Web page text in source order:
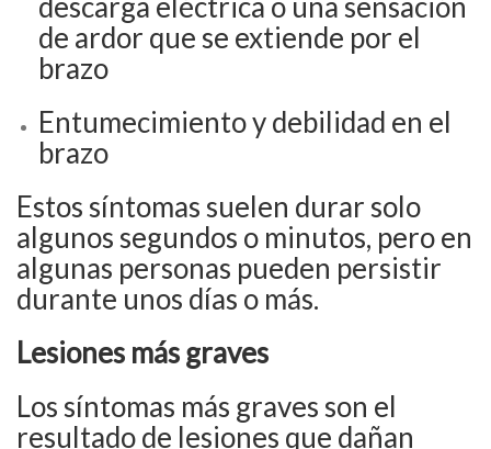
de ardor que se extiende por el
brazo
Entumecimiento y debilidad en el
brazo
Estos síntomas suelen durar solo
algunos segundos o minutos, pero en
algunas personas pueden persistir
durante unos días o más.
Lesiones más graves
Los síntomas más graves son el
resultado de lesiones que dañan